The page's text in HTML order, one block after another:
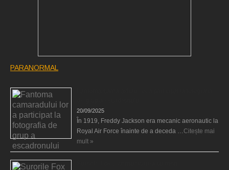
PARANORMAL
20/09/2025
În 1919, Freddy Jackson era mecanic aeronautic la
Royal Air Force înainte de a deceda …Citește mai
mult »